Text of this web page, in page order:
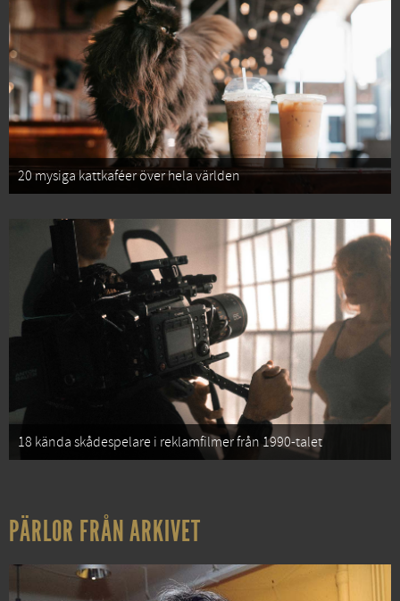
20 mysiga kattkaféer över hela världen
18 kända skådespelare i reklamfilmer från 1990-talet
PÄRLOR FRÅN ARKIVET